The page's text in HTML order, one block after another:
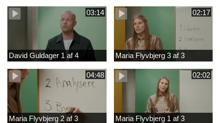
03:14
David Guldager 1 af 4
02:17
Maria Flyvbjerg 3 af 3
04:48
Maria Flyvbjerg 2 af 3
02:02
Maria Flyvbjerg 1 af 3